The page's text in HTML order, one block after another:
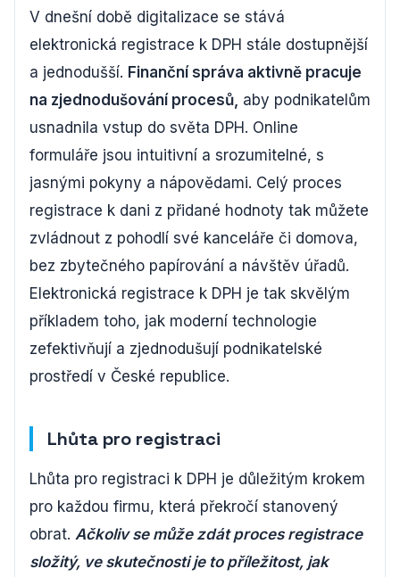
V dnešní době digitalizace se stává
elektronická registrace k DPH stále dostupnější
a jednodušší. Finanční správa aktivně pracuje
na zjednodušování procesů, aby podnikatelům
usnadnila vstup do světa DPH. Online
formuláře jsou intuitivní a srozumitelné, s
jasnými pokyny a nápovědami. Celý proces
registrace k dani z přidané hodnoty tak můžete
zvládnout z pohodlí své kanceláře či domova,
bez zbytečného papírování a návštěv úřadů.
Elektronická registrace k DPH je tak skvělým
příkladem toho, jak moderní technologie
zefektivňují a zjednodušují podnikatelské
prostředí v České republice.
Lhůta pro registraci
Lhůta pro registraci k DPH je důležitým krokem
pro každou firmu, která překročí stanovený
obrat. Ačkoliv se může zdát proces registrace
složitý, ve skutečnosti je to příležitost, jak